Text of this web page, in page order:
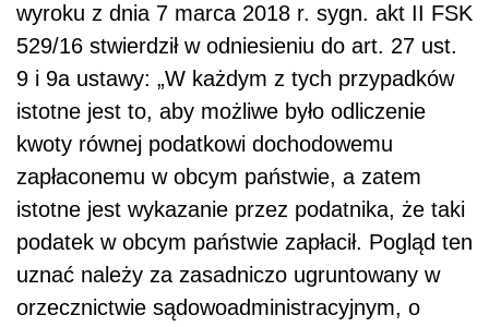
wyroku z dnia 7 marca 2018 r. sygn. akt II FSK
529/16 stwierdził w odniesieniu do art. 27 ust.
9 i 9a ustawy: „W każdym z tych przypadków
istotne jest to, aby możliwe było odliczenie
kwoty równej podatkowi dochodowemu
zapłaconemu w obcym państwie, a zatem
istotne jest wykazanie przez podatnika, że taki
podatek w obcym państwie zapłacił. Pogląd ten
uznać należy za zasadniczo ugruntowany w
orzecznictwie sądowoadministracyjnym, o